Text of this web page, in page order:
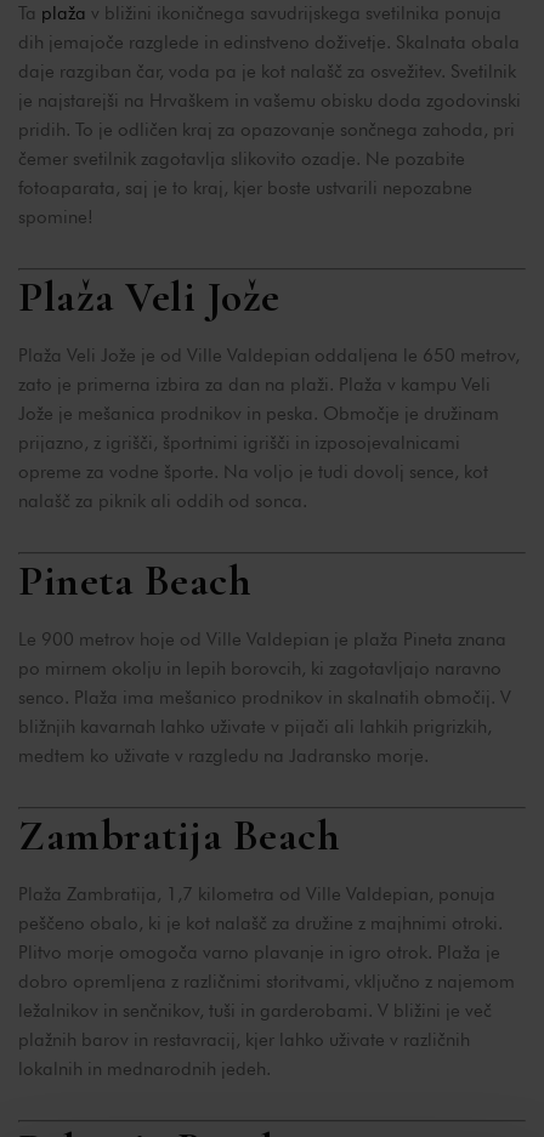
Ta plaža v bližini ikoničnega savudrijskega svetilnika ponuja
dih jemajoče razglede in edinstveno doživetje. Skalnata obala
daje razgiban čar, voda pa je kot nalašč za osvežitev. Svetilnik
je najstarejši na Hrvaškem in vašemu obisku doda zgodovinski
pridih. To je odličen kraj za opazovanje sončnega zahoda, pri
čemer svetilnik zagotavlja slikovito ozadje. Ne pozabite
fotoaparata, saj je to kraj, kjer boste ustvarili nepozabne
spomine!
Plaža Veli Jože
Plaža Veli Jože je od Ville Valdepian oddaljena le 650 metrov,
zato je primerna izbira za dan na plaži. Plaža v kampu Veli
Jože je mešanica prodnikov in peska. Območje je družinam
prijazno, z igrišči, športnimi igrišči in izposojevalnicami
opreme za vodne športe. Na voljo je tudi dovolj sence, kot
nalašč za piknik ali oddih od sonca.
Pineta Beach
Le 900 metrov hoje od Ville Valdepian je plaža Pineta znana
po mirnem okolju in lepih borovcih, ki zagotavljajo naravno
senco. Plaža ima mešanico prodnikov in skalnatih območij. V
bližnjih kavarnah lahko uživate v pijači ali lahkih prigrizkih,
medtem ko uživate v razgledu na Jadransko morje.
Zambratija Beach
Plaža Zambratija, 1,7 kilometra od Ville Valdepian, ponuja
peščeno obalo, ki je kot nalašč za družine z majhnimi otroki.
Plitvo morje omogoča varno plavanje in igro otrok. Plaža je
dobro opremljena z različnimi storitvami, vključno z najemom
ležalnikov in senčnikov, tuši in garderobami. V bližini je več
plažnih barov in restavracij, kjer lahko uživate v različnih
lokalnih in mednarodnih jedeh.